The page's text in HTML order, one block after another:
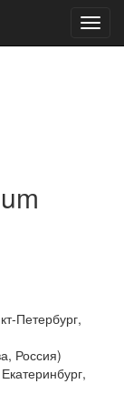
Петербург,
Россия)